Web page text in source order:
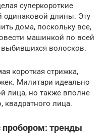
суперкороткие
одинаковой длины. Эту
дома, поскольку все,
машинкой по всей
выбившихся волосков.
короткая стрижка,
Милитари идеально
лица, но также вполне
квадратного лица.
тренды